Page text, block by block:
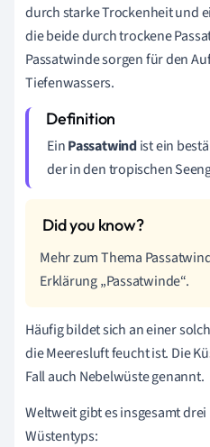
durch starke Trockenheit und
die beide durch trockene
Passatwinde sorgen für den
Tiefenwassers.
EinPassatwindist ein
der in den tropischen
Mehr zum Thema
Erklärung „Passatwinde“.
Häufig bildet sich an einer
die Meeresluft feucht ist. Die
Fall auch Nebelwüste genannt.
Weltweit gibt es insgesamt
Wüstentyps: